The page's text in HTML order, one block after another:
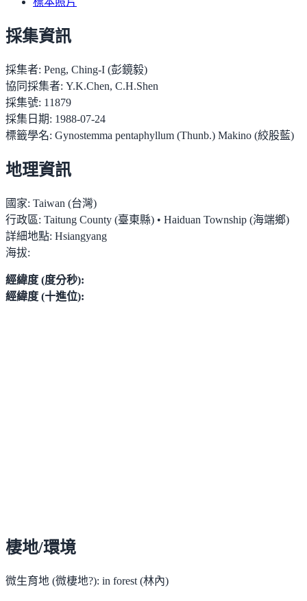
採集資訊
採集者: Peng, Ching-I (彭鏡毅)
協同採集者: Y.K.Chen, C.H.Shen
採集號: 11879
採集日期: 1988-07-24
標籤學名: Gynostemma pentaphyllum (Thunb.) Makino (絞股藍)
地理資訊
國家: Taiwan (台灣)
行政區: Taitung County (臺東縣) • Haiduan Township (海端鄉)
詳細地點: Hsiangyang
海拔:
經緯度 (度分秒):
經緯度 (十進位):
棲地/環境
微生育地 (微棲地?): in forest (林內)